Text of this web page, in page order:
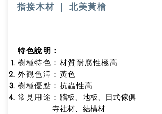
指接木材 ｜ 北美黃檜
特色說明：
樹種特色：材質耐腐性極高
外觀色澤：黃色
樹種優點：抗蟲性高
常見用途： 牆板、地板、日式傢俱
寺社材、結構材